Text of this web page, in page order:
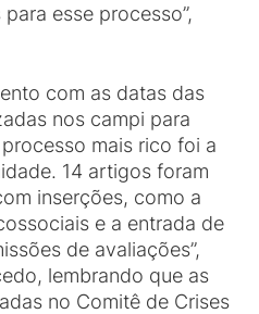
esse processo”,
com as datas das
nos campi para
mais rico foi a
14 artigos foram
inserções, como a
e a entrada de
de avaliações”,
lembrando que as
no Comitê de Crises